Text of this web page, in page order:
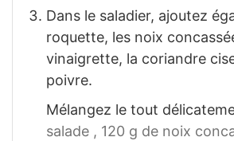
Dans le saladier, ajoutez
roquette, les noix
vinaigrette, la coriandre
poivre.
Mélangez le tout
salade , 120 g de noix